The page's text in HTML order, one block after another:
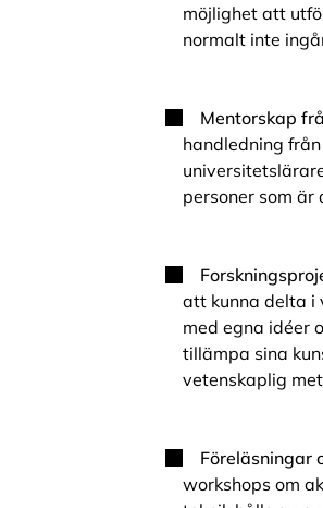
möjlighet att
normalt inte
Mentorskap
handledning
personer som
att kunna delta i
med egna idéer
tillämpa sina
vetenskaplig
Föreläsningar
workshops om